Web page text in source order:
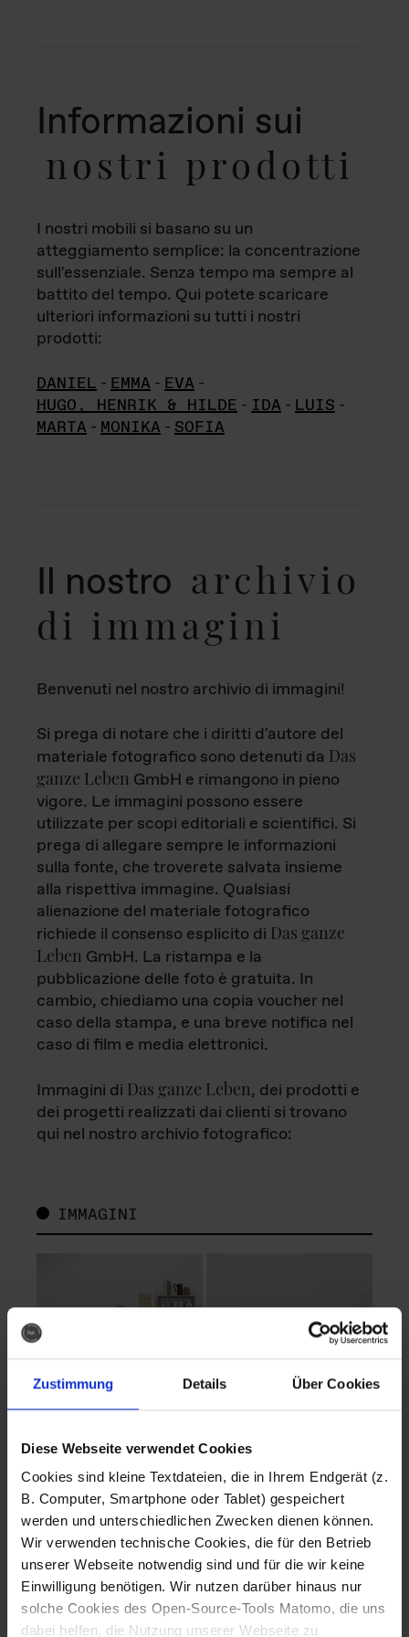
Zustimmung Details Über Cookies
Diese Webseite verwendet Cookies
Cookies sind kleine Textdateien, die in Ihrem Endgerät (z.
B. Computer, Smartphone oder Tablet) gespeichert
werden und unterschiedlichen Zwecken dienen können.
Wir verwenden technische Cookies, die für den Betrieb
unserer Webseite notwendig sind und für die wir keine
Einwilligung benötigen. Wir nutzen darüber hinaus nur
solche Cookies des Open-Source-Tools Matomo, die uns
dabei helfen, die Nutzung unserer Webseite zu
Informazioni sui
nostri prodotti
I nostri mobili si basano su un
atteggiamento semplice: la concentrazione
sull'essenziale. Senza tempo ma sempre al
battito del tempo. Qui potete scaricare
ulteriori informazioni su tutti i nostri
prodotti:
DANIEL - EMMA - EVA -
HUGO, HENRIK & HILDE - IDA - LUIS -
MARTA - MONIKA - SOFIA
Il nostro archivio
di immagini
Benvenuti nel nostro archivio di immagini!
Si prega di notare che i diritti d'autore del
materiale fotografico sono detenuti da Das
ganze Leben GmbH e rimangono in pieno
vigore. Le immagini possono essere
utilizzate per scopi editoriali e scientifici. Si
prega di allegare sempre le informazioni
sulla fonte, che troverete salvata insieme
alla rispettiva immagine. Qualsiasi
alienazione del materiale fotografico
richiede il consenso esplicito di Das ganze
Leben GmbH. La ristampa e la
pubblicazione delle foto è gratuita. In
cambio, chiediamo una copia voucher nel
caso della stampa, e una breve notifica nel
caso di film e media elettronici.
Immagini di Das ganze Leben, dei prodotti e
dei progetti realizzati dai clienti si trovano
qui nel nostro archivio fotografico:
IMMAGINI
Fotografo: Lorenz
Sternbach
Download
Fotografo: Lorenz
Sternbach
Download